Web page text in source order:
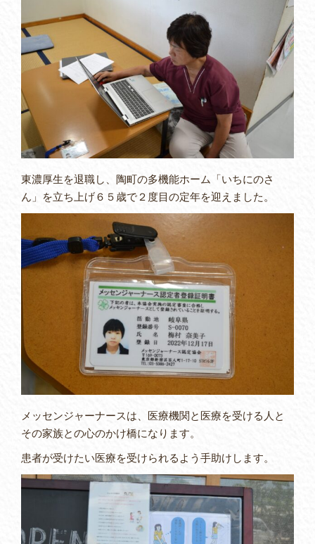
東濃厚生を退職し、陶町の多機能ホーム「いちにのさ
ん」を立ち上げ６５歳で２度目の定年を迎えました。
メッセンジャーナースは、医療機関と医療を受ける人と
その家族との心のかけ橋になります。
患者が受けたい医療を受けられるよう手助けします。